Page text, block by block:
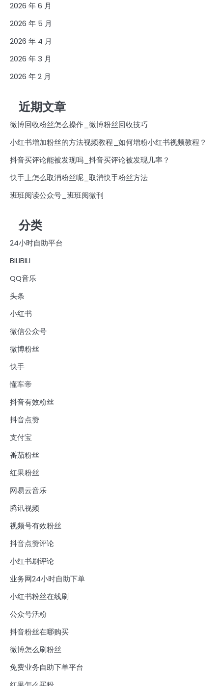
2026 年 6 月
2026 年 5 月
2026 年 4 月
2026 年 3 月
2026 年 2 月
近期文章
微博回收粉丝怎么操作_微博粉丝回收技巧
小红书增加粉丝的方法视频教程_如何增粉小红书视频教程？
抖音买评论能被发现吗_抖音买评论被发现几率？
快手上怎么取消粉丝呢_取消快手粉丝方法
班班阅读公众号_班班阅微刊
分类
24小时自助平台
BILIBILI
QQ音乐
头条
小红书
微信公众号
微博粉丝
快手
懂车帝
抖音有效粉丝
抖音点赞
支付宝
番茄粉丝
红果粉丝
网易云音乐
腾讯视频
视频号有效粉丝
抖音点赞评论
小红书刷评论
业务网24小时自助下单
小红书粉丝在线刷
公众号活粉
抖音粉丝在哪购买
微博怎么刷粉丝
免费业务自助下单平台